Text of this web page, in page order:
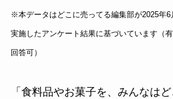
※本データはどこに売ってる編集部が2025年6
実施したアンケート結果に基づいています（
回答可）
「食料品やお菓子を、みんなは